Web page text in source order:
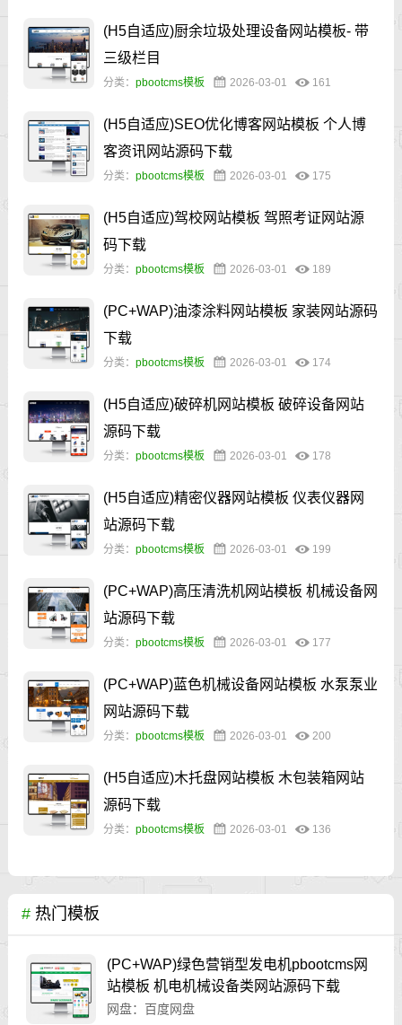
(H5自适应)厨余垃圾处理设备网站模板- 带
三级栏目
分类：pbootcms模板 2026-03-01 161
(H5自适应)SEO优化博客网站模板 个人博
客资讯网站源码下载
分类：pbootcms模板 2026-03-01 175
(H5自适应)驾校网站模板 驾照考证网站源
码下载
分类：pbootcms模板 2026-03-01 189
(PC+WAP)油漆涂料网站模板 家装网站源码
下载
分类：pbootcms模板 2026-03-01 174
(H5自适应)破碎机网站模板 破碎设备网站
源码下载
分类：pbootcms模板 2026-03-01 178
(H5自适应)精密仪器网站模板 仪表仪器网
站源码下载
分类：pbootcms模板 2026-03-01 199
(PC+WAP)高压清洗机网站模板 机械设备网
站源码下载
分类：pbootcms模板 2026-03-01 177
(PC+WAP)蓝色机械设备网站模板 水泵泵业
网站源码下载
分类：pbootcms模板 2026-03-01 200
(H5自适应)木托盘网站模板 木包装箱网站
源码下载
分类：pbootcms模板 2026-03-01 136
# 热门模板
(PC+WAP)绿色营销型发电机pbootcms网
站模板 机电机械设备类网站源码下载
网盘：百度网盘